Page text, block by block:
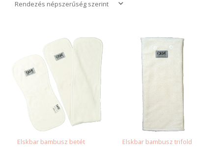
Elskbar bambusz betét
Elskbar bambusz trifold